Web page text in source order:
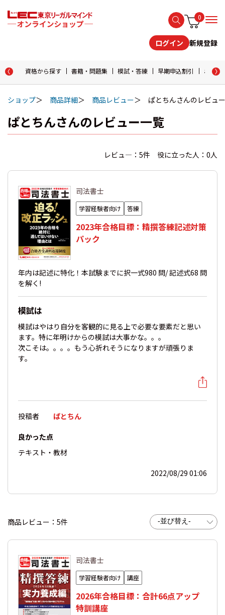
0
ログイン 新規登録
資格から探す 書籍・問題集 模試・答練 早期申込割引 おため
ショップ 商品詳細 商品レビュー ぱとちんさんのレビュー
ぱとちんさんのレビュー一覧
レビュ―：5件 役に立った人：0人
司法書士
学習経験者向け 答練
2023年合格目標：精撰答練記述対策
パック
年内は記述に特化！本試験までに択一式980 問/ 記述式68 問
を解く!
模試は
模試はやはり自分を客観的に見る上で必要な要素だと思い
ます。特に年明けからの模試は大事かな。。。
次こそは。。。。もう心折れそうになりますが頑張りま
す。
投稿者 ぱとちん
良かった点
テキスト・教材
2022/08/29 01:06
商品レビュー：5件
司法書士
学習経験者向け 講座
2026年合格目標：合計66点アップ
特訓講座